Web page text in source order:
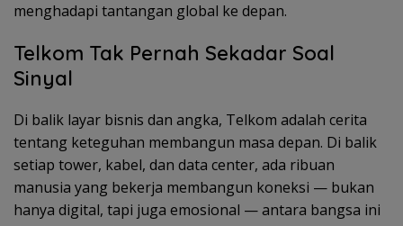
menghadapi tantangan global ke depan.
Telkom Tak Pernah Sekadar Soal
Sinyal
Di balik layar bisnis dan angka, Telkom adalah cerita
tentang keteguhan membangun masa depan. Di balik
setiap tower, kabel, dan data center, ada ribuan
manusia yang bekerja membangun koneksi — bukan
hanya digital, tapi juga emosional — antara bangsa ini